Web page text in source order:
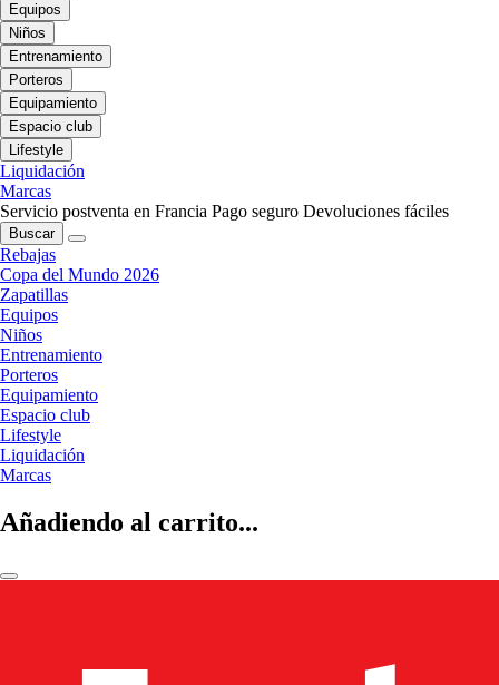
Equipos
Niños
Entrenamiento
Porteros
Equipamiento
Espacio club
Lifestyle
Liquidación
Marcas
Servicio postventa en Francia Pago seguro Devoluciones fáciles
Buscar
Rebajas
Copa del Mundo 2026
Zapatillas
Equipos
Niños
Entrenamiento
Porteros
Equipamiento
Espacio club
Lifestyle
Liquidación
Marcas
Añadiendo al carrito...